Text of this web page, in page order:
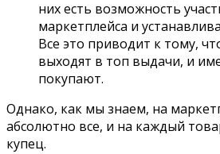
них есть возможность
маркетплейса и
Все это приводит к тому,
выходят в топ выдачи, и
покупают.
Однако, как мы знаем, на
абсолютно все, и на каждый
купец.